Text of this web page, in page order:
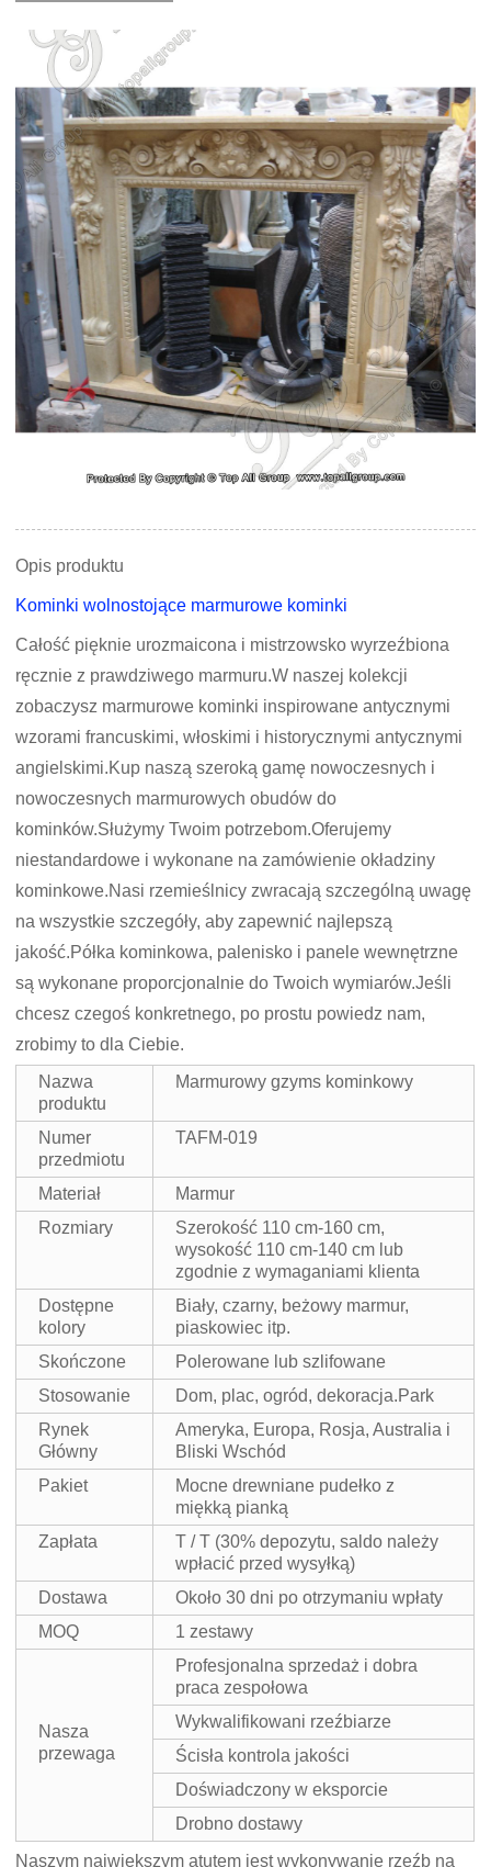
Opis produktu
Kominki wolnostojące marmurowe kominki
Całość pięknie urozmaicona i mistrzowsko wyrzeźbiona
ręcznie z prawdziwego marmuru.W naszej kolekcji
zobaczysz marmurowe kominki inspirowane antycznymi
wzorami francuskimi, włoskimi i historycznymi antycznymi
angielskimi.Kup naszą szeroką gamę nowoczesnych i
nowoczesnych marmurowych obudów do
kominków.Służymy Twoim potrzebom.Oferujemy
niestandardowe i wykonane na zamówienie okładziny
kominkowe.Nasi rzemieślnicy zwracają szczególną uwagę
na wszystkie szczegóły, aby zapewnić najlepszą
jakość.Półka kominkowa, palenisko i panele wewnętrzne
są wykonane proporcjonalnie do Twoich wymiarów.Jeśli
chcesz czegoś konkretnego, po prostu powiedz nam,
zrobimy to dla Ciebie.
Nazwa
produktu
Marmurowy gzyms kominkowy
Numer
przedmiotu
TAFM-019
Materiał
Marmur
Rozmiary
Szerokość 110 cm-160 cm,
wysokość 110 cm-140 cm lub
zgodnie z wymaganiami klienta
Dostępne
kolory
Biały, czarny, beżowy marmur,
piaskowiec itp.
Skończone
Polerowane lub szlifowane
Stosowanie
Dom, plac, ogród, dekoracja.Park
Rynek
Główny
Ameryka, Europa, Rosja, Australia i
Bliski Wschód
Pakiet
Mocne drewniane pudełko z
miękką pianką
Zapłata
T / T (30% depozytu, saldo należy
wpłacić przed wysyłką)
Dostawa
Około 30 dni po otrzymaniu wpłaty
MOQ
1 zestawy
Nasza
przewaga
Profesjonalna sprzedaż i dobra
praca zespołowa
Wykwalifikowani rzeźbiarze
Ścisła kontrola jakości
Doświadczony w eksporcie
Drobno dostawy
Naszym największym atutem jest wykonywanie rzeźb na